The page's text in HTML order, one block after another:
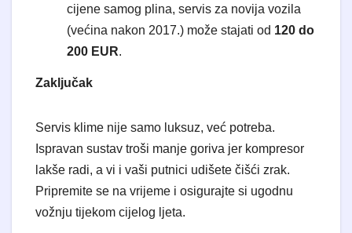
cijene samog plina, servis za novija vozila
(većina nakon 2017.) može stajati od 120 do
200 EUR.
Zaključak
Servis klime nije samo luksuz, već potreba.
Ispravan sustav troši manje goriva jer kompresor
lakše radi, a vi i vaši putnici udišete čišći zrak.
Pripremite se na vrijeme i osigurajte si ugodnu
vožnju tijekom cijelog ljeta.